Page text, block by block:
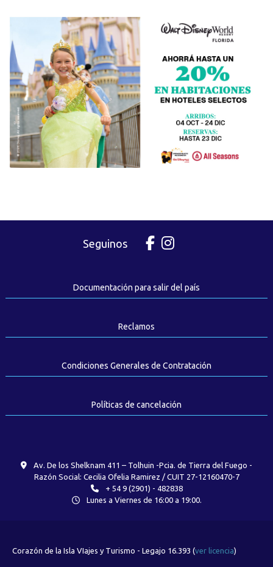
Seguinos
Documentación para salir del país
Reclamos
Condiciones Generales de Contratación
Políticas de cancelación
Av. De los Shelknam 411 – Tolhuin -Pcia. de Tierra del Fuego -
Razón Social: Cecilia Ofelia Ramirez / CUIT 27-12160470-7
+ 54 9 (2901) - 482838
Lunes a Viernes de 16:00 a 19:00.
Corazón de la Isla VIajes y Turismo - Legajo 16.393 (ver licencia)